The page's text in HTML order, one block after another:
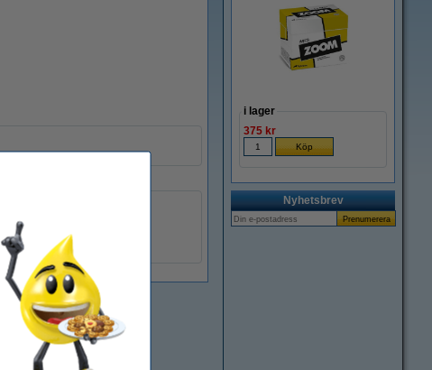
070966
1068B002AA
i lager
375 kr
Nyhetsbrev